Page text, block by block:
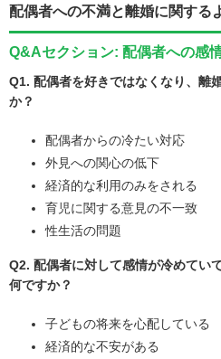
配偶者への不満と離婚に関する
Q&Aセクション: 配偶者への感
Q1. 配偶者を好きではなくなり、離
か？
配偶者からの冷たい対応
外見への関心の低下
経済的な利用のみをされる
育児に関する意見の不一致
性生活の問題
Q2. 配偶者に対して感情が冷めてい
何ですか？
子どもの将来を心配している
経済的な不安がある